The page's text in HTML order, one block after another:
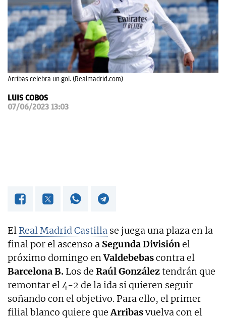
OKDIARIO
Arribas celebra un gol. (Realmadrid.com)
LUIS COBOS
07/06/2023 13:03
El Real Madrid Castilla se juega una plaza en la
final por el ascenso a Segunda Divisiónel
próximo domingo enValdebebascontra el
Barcelona B. Los de Raúl Gonzáleztendrán que
remontar el 4-2 de la ida si quieren seguir
soñando con el objetivo. Para ello, el primer
filial blanco quiere queArribasvuelva con el